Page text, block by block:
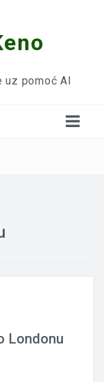
uz pomoć AI
Londonu